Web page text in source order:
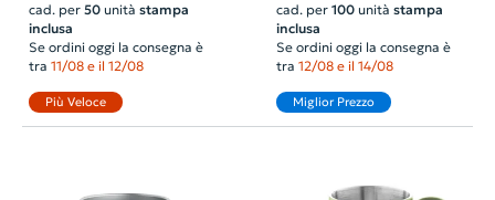
cad. per 50unità stampa
inclusa
Se ordini oggi la consegna è
tra 11/08 e il 12/08
Più Veloce
cad. per 100unità stampa
inclusa
Se ordini oggi la consegna è
tra 12/08 e il 14/08
Miglior Prezzo